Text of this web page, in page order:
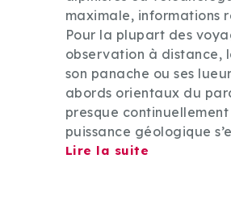
maximale, informations
Pour la plupart des
observation à distance,
son panache ou ses
abords orientaux du
presque
puissance géologique
Lire la suite